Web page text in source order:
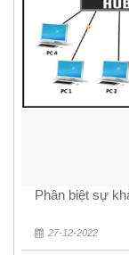
Phân biệt sự
27-12-2022